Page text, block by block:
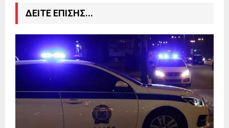
ΔΕΙΤΕ ΕΠΙΣΗΣ...